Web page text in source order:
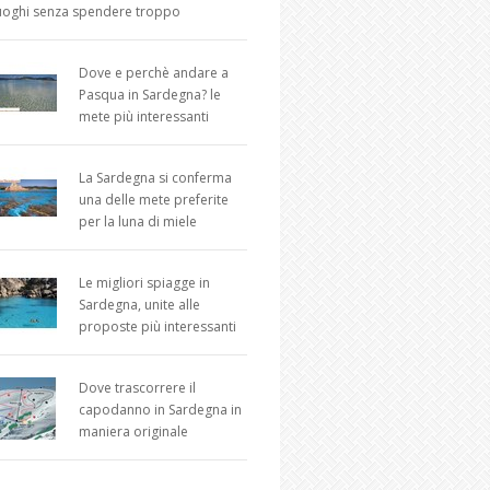
senza spendere troppo
Dove e perchè andare a
Pasqua in Sardegna? le
mete più interessanti
La Sardegna si conferma
una delle mete preferite
per la luna di miele
Le migliori spiagge in
Sardegna, unite alle
proposte più interessanti
Dove trascorrere il
capodanno in Sardegna in
maniera originale